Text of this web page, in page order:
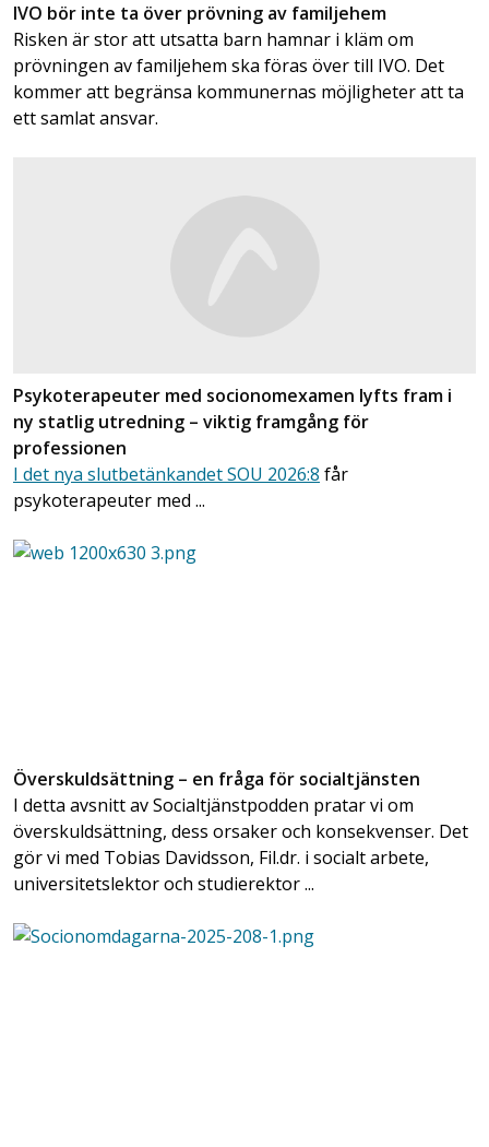
IVO bör inte ta över prövning av familjehem
Risken är stor att utsatta barn hamnar i kläm om
prövningen av familjehem ska föras över till IVO. Det
kommer att begränsa kommunernas möjligheter att ta
ett samlat ansvar.
Psykoterapeuter med socionomexamen lyfts fram i
ny statlig utredning – viktig framgång för
professionen
I det nya slutbetänkandet SOU 2026:8 får
psykoterapeuter med ...
Överskuldsättning – en fråga för socialtjänsten
I detta avsnitt av Socialtjänstpodden pratar vi om
överskuldsättning, dess orsaker och konsekvenser. Det
gör vi med Tobias Davidsson, Fil.dr. i socialt arbete,
universitetslektor och studierektor ...